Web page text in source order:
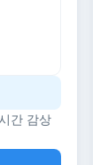
간 감상